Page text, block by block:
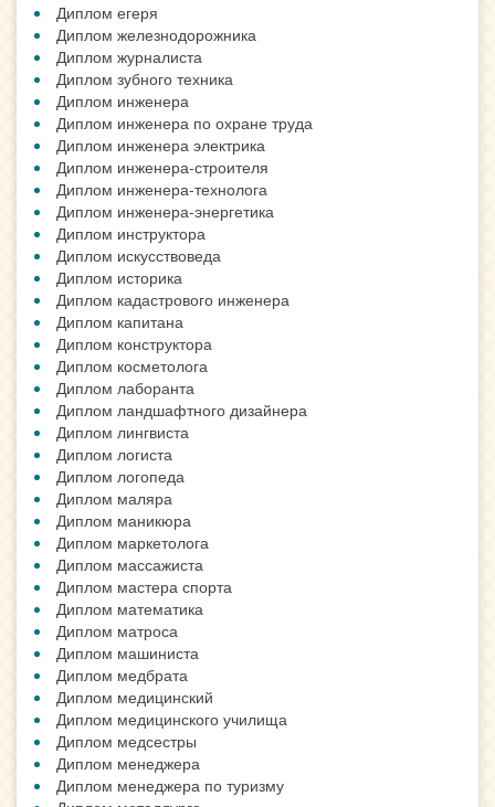
Диплом егеря
Диплом железнодорожника
Диплом журналиста
Диплом зубного техника
Диплом инженера
Диплом инженера по охране труда
Диплом инженера электрика
Диплом инженера-строителя
Диплом инженера-технолога
Диплом инженера-энергетика
Диплом инструктора
Диплом искусствоведа
Диплом историка
Диплом кадастрового инженера
Диплом капитана
Диплом конструктора
Диплом косметолога
Диплом лаборанта
Диплом ландшафтного дизайнера
Диплом лингвиста
Диплом логиста
Диплом логопеда
Диплом маляра
Диплом маникюра
Диплом маркетолога
Диплом массажиста
Диплом мастера спорта
Диплом математика
Диплом матроса
Диплом машиниста
Диплом медбрата
Диплом медицинский
Диплом медицинского училища
Диплом медсестры
Диплом менеджера
Диплом менеджера по туризму